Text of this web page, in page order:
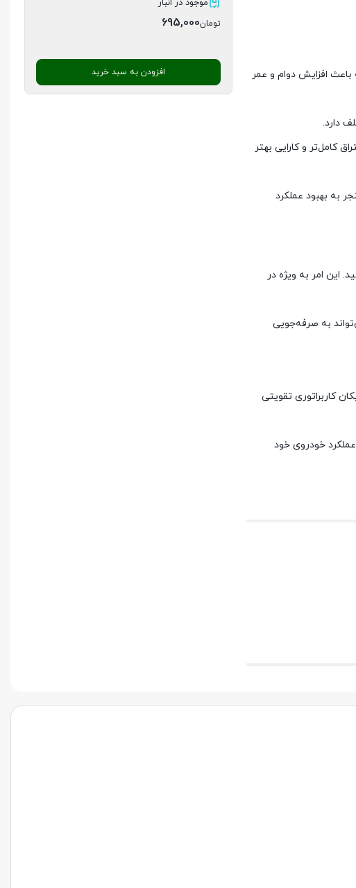
باعث افزایش دوام و عمر
دارد.
کامل‌تر و کارایی بهتر
به بهبود عملکرد
این امر به ویژه در
به صرفه‌جویی
کاربراتوری تقویتی
عملکرد خودروی خود
موجود در انبار
تومان695,000
افزودن به سبد خرید